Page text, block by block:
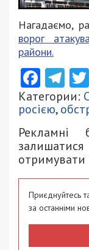
Нагадаємо,
ворог
райони.
Категории:
росією,
отримувати
Приєднуйтесь
за останніми